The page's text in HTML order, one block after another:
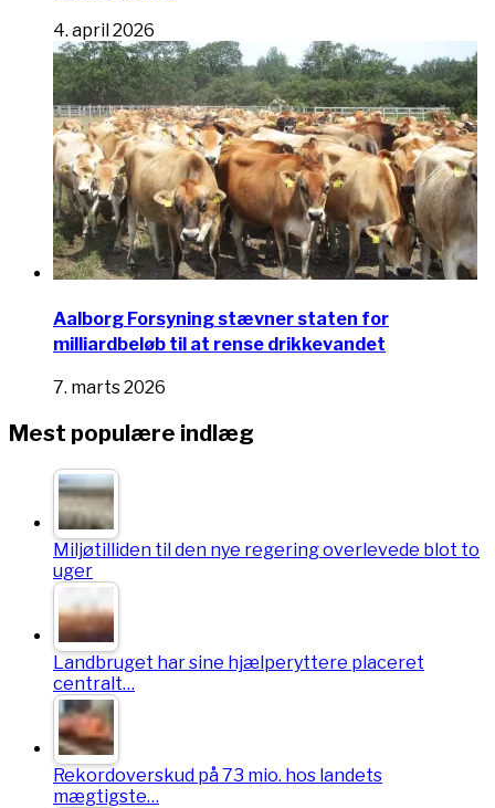
4. april 2026
Aalborg Forsyning stævner staten for
milliardbeløb til at rense drikkevandet
7. marts 2026
Mest populære indlæg
Miljøtilliden til den nye regering overlevede blot to
uger
Landbruget har sine hjælperyttere placeret
centralt…
Rekordoverskud på 73 mio. hos landets
mægtigste…